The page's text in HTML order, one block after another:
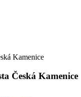
Kamenice
Česká Kamenice